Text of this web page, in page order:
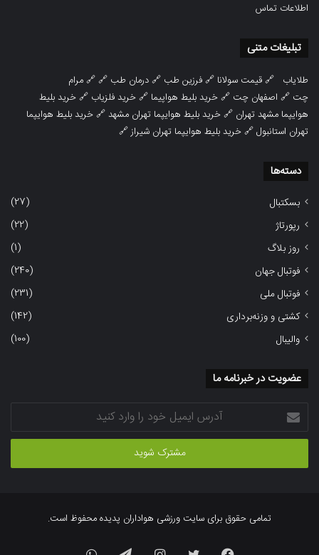
اطلاعات تماس
تبلیغات متنی
طلایاب 🔗قیمت سولانا 🔗فرزین طب 🔗درمان طب 🔗 🔗مرام
چت 🔗 اصفهان چت 🔗خرید بلیط هواپیما 🔗خرید فلزیاب 🔗خرید بلیط
هوایپما مشهد تهران 🔗خرید بلیط هوایپما تهران مشهد🔗خرید بلیط هوایپما
تهران استانبول🔗خرید بلیط هوایپما تهران شیراز🔗
دسته‌ها
بسکتبال
(27)
رپورتاژ
(22)
روز بلاگ
(1)
فوتبال جهان
(240)
فوتبال ملی
(231)
کشتی و وزنه‌برداری
(142)
والیبال
(100)
عضویت در خبرنامه ما
آدرس
ایمیل
خود
وارد
تمامی حقوق برای سایت ورزشی هواداران پدیده محفوظ است.